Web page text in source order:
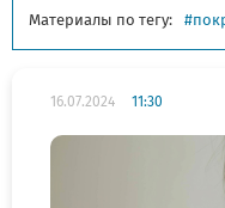
Материалы по тегу:
16.07.2024 11:30